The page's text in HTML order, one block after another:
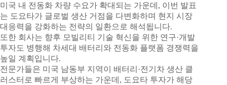
미국 내 전동화 차량 수요가 확대되는 가운데, 이번 발표
는 도요타가 글로벌 생산 거점을 다변화하며 현지 시장
대응력을 강화하는 전략의 일환으로 해석됩니다.
또한 회사는 향후 모빌리티 기술 혁신을 위한 연구·개발
투자도 병행해 차세대 배터리와 전동화 플랫폼 경쟁력을
높일 계획입니다.
전문가들은 미국 남동부 지역이 배터리·전기차 생산 클
러스터로 빠르게 부상하는 가운데, 도요타 투자가 해당